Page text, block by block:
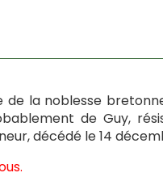
la noblesse
de Guy,
décédé le 14